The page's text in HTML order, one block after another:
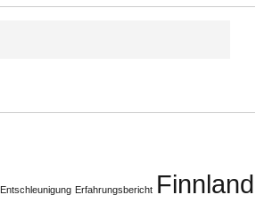
Entschleunigung Erfahrungsbericht Finnland